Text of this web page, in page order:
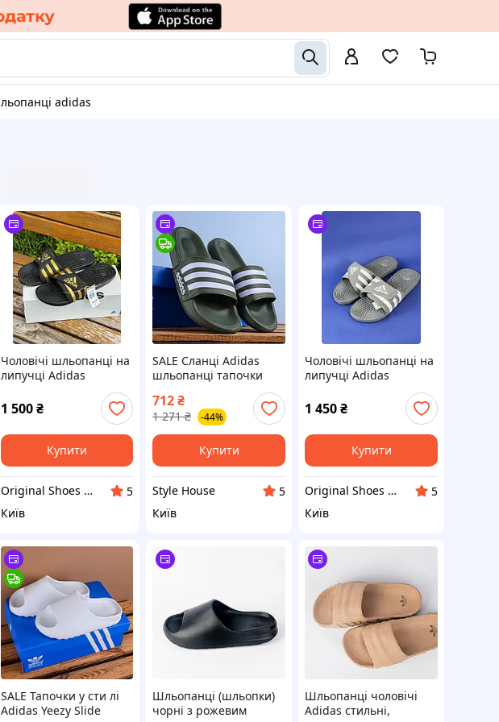
Шльопанці adidas
Чоловічі шльопанці на
липучці Adidas
1 500 ₴
Купити
Original Shoes Club
5
Київ
SALE Сланці Adidas
шльопанці тапочки
712₴
1 271 ₴ -44%
Купити
Style House
5
Київ
Чоловічі шльопанці на
липучці Adidas
1 450₴
Купити
Original Shoes Club
5
Київ
SALE Тапочки у сти лі
Adidas Yeezy Slide
Шльопанці (шльопки)
чорні з рожевим
Шльопанці чоловічі
Adidas стильні,